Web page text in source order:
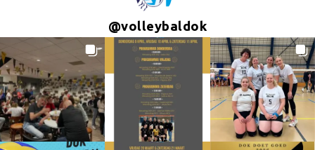
@volleybaldok